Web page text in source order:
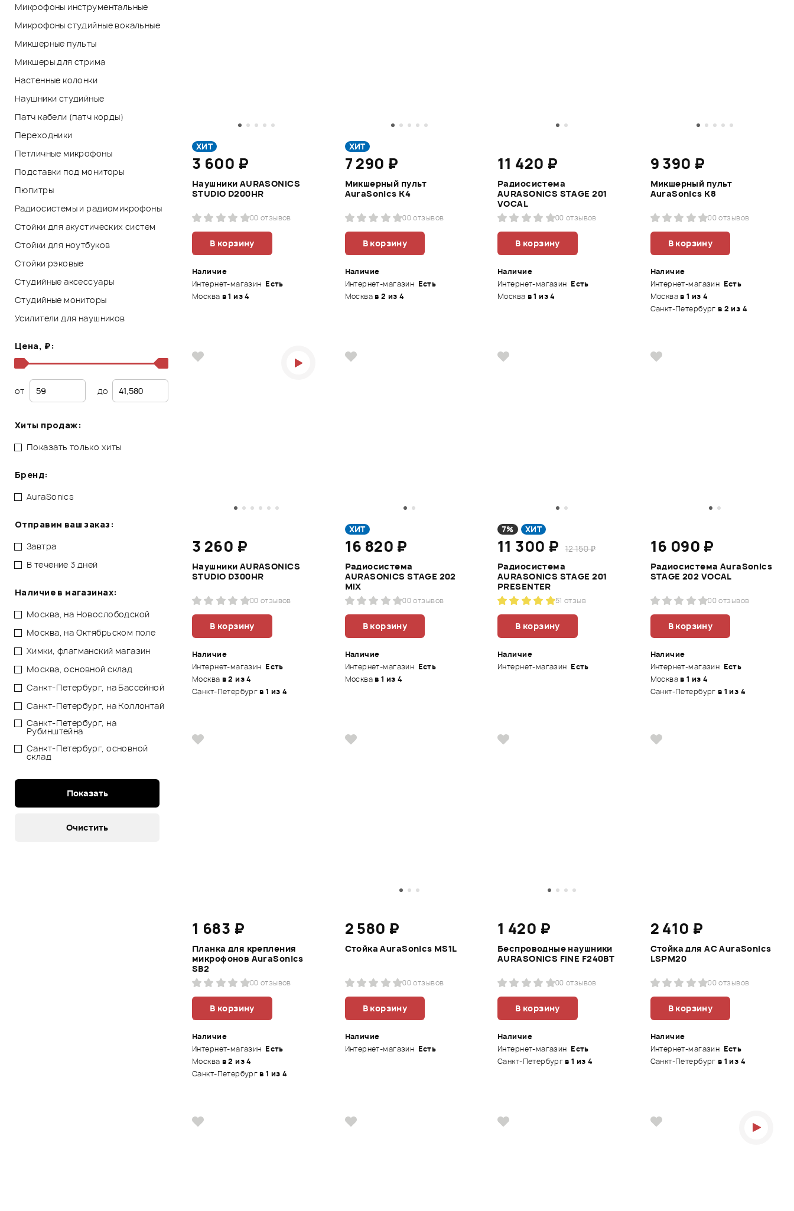
Микрофоны инструментальные
Микрофоны студийные вокальные
Микшерные пульты
Микшеры для стрима
Настенные колонки
Наушники студийные
Патч кабели (патч корды)
Переходники
Петличные микрофоны
Подставки под мониторы
Пюпитры
Радиосистемы и радиомикрофоны
Стойки для акустических систем
Стойки для ноутбуков
Стойки рэковые
Студийные аксессуары
Студийные мониторы
Усилители для наушников
Цена, ₽:
от до
Хиты продаж:
Показать только хиты
Бренд:
AuraSonics
Отправим ваш заказ:
Завтра
В течение 3 дней
Наличие в магазинах:
Москва, на Новослободской
Москва, на Октябрьском поле
Химки, флагманский магазин
Москва, основной склад
Санкт-Петербург, на Бассейной
Санкт-Петербург, на Коллонтай
Санкт-Петербург, на
Рубинштейна
Санкт-Петербург, основной
склад
ХИТ
3 600 ₽
Наушники AURASONICS
STUDIO D200HR
00 отзывов
В корзину
Наличие
Интернет-магазин Есть
Москва в 1 из 4
ХИТ
7 290 ₽
Микшерный пульт
AuraSonics K4
00 отзывов
В корзину
Наличие
Интернет-магазин Есть
Москвав 2 из 4
11 420 ₽
Радиосистема
AURASONICS STAGE 201
VOCAL
00 отзывов
В корзину
Наличие
Интернет-магазин Есть
Москва в 1 из 4
9 390 ₽
Микшерный пульт
AuraSonics K8
00 отзывов
В корзину
Наличие
Интернет-магазин Есть
Москвав 1 из 4
Санкт-Петербург в 2 из 4
3 260 ₽
Наушники AURASONICS
STUDIO D300HR
00 отзывов
В корзину
Наличие
Интернет-магазин Есть
Москва в 2 из 4
Санкт-Петербургв 1 из 4
ХИТ
16 820 ₽
Радиосистема
AURASONICS STAGE 202
MIX
00 отзывов
В корзину
Наличие
Интернет-магазин Есть
Москвав 1 из 4
7% ХИТ
11 300 ₽
12 150 ₽
Радиосистема
AURASONICS STAGE 201
PRESENTER
51 отзыв
В корзину
Наличие
Интернет-магазин Есть
16 090 ₽
Радиосистема AuraSonics
STAGE 202 VOCAL
00 отзывов
В корзину
Наличие
Интернет-магазин Есть
Москвав 1 из 4
Санкт-Петербург в 1 из 4
1 683 ₽
Планка для крепления
микрофонов AuraSonics
SB2
00 отзывов
В корзину
Наличие
Интернет-магазин Есть
Москва в 2 из 4
Санкт-Петербургв 1 из 4
2 580 ₽
Стойка AuraSonics MS1L
00 отзывов
В корзину
Наличие
Интернет-магазин Есть
1 420 ₽
Беспроводные наушники
AURASONICS FINE F240BT
00 отзывов
В корзину
Наличие
Интернет-магазин Есть
Санкт-Петербургв 1 из 4
2 410 ₽
Стойка для АС AuraSonics
LSPM20
00 отзывов
В корзину
Наличие
Интернет-магазин Есть
Санкт-Петербург в 1 из 4